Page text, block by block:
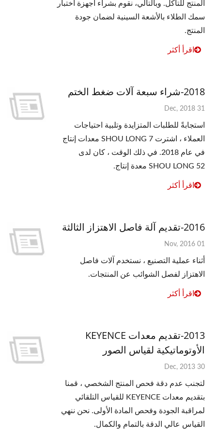
المنتج للتآكل. وبالتالي، نقوم بشراء أجهزة اختبار
سمك الطلاء بالأشعة السينية لضمان جودة
المنتج.
اقرأ أكثر
2018-شراء سبعة آلات ضغط الختم
31 Dec, 2018
استجابةً للطلبات المتزايدة وتلبية احتياجات
العملاء ، اشترت SHOU LONG 7 معدات إنتاج
في عام 2018. في ذلك الوقت ، كان لدى
SHOU LONG 52 معدة إنتاج.
اقرأ أكثر
2016-تقديم آلة فاصل الاهتزاز الثالثة
01 Nov, 2016
أثناء عملية التصنيع ، نستخدم آلات فاصل
الاهتزاز لفصل الشوائب عن المنتجات.
اقرأ أكثر
2013-تقديم معدات KEYENCE
الأوتوماتيكية لقياس الصور
30 Dec, 2013
لتجنب عدم دقة فحص المنتج الشخصي ، قمنا
بتقديم معدات KEYENCE للقياس التلقائي
لمراقبة الجودة وفحص المادة الأولى. نحن ننهي
القياس عالي الدقة بالتمام والكمال.